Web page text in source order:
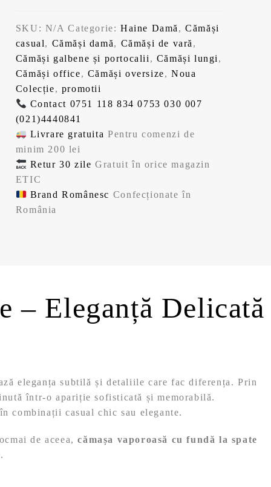
SKU: N/A Categorie: Haine Damă ,Cămăși
casual, Cămăși damă, Cămăși de vară ,
Cămăși galbene și portocalii , Cămăși lungi ,
Cămăși office, Cămăși oversize,Noua
Colecție, promotii
Contact 0751 118 834 0753 030 007
(021)4440841
Livrare gratuita Pentru comenzi de
minim 200 lei
Retur 30 zile Gratuit în orice magazin
ETIC
Brand Românesc Confecționate în
România
– Eleganță Delicată
eleganța subtilă și detaliile care fac diferența. Prin
într-o apariție sofisticată și memorabilă.
combinații casual chic sau elegante.
de aceea,cămașa vaporoasă cu fundă la spate